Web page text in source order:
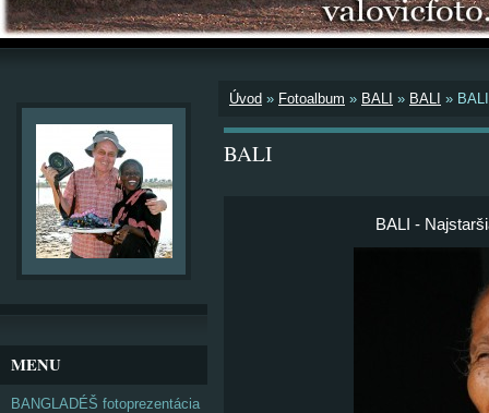
Úvod » Fotoalbum » BALI » BALI »
BALI
BALI -
MENU
BANGLADÉŠ fotoprezentácia